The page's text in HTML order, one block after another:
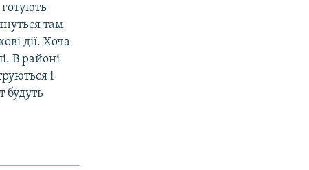
там
дії. Хоча
В районі
і
будуть